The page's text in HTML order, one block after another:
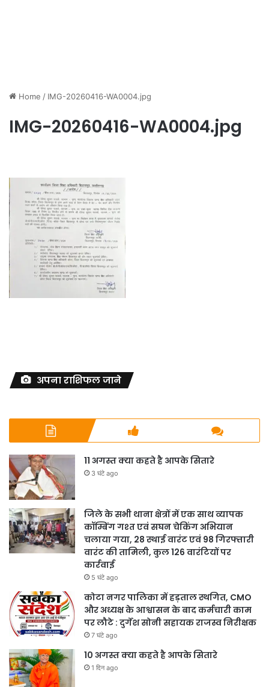
Home / IMG-20260416-WA0004.jpg
IMG-20260416-WA0004.jpg
अपना राशिफल जाने
11 अगस्त क्या कहते है आपके सितारे
3 घंटे ago
जिले के सभी थाना क्षेत्रों में एक साथ व्यापक
कॉम्बिंग गश्त एवं सघन चेकिंग अभियान
चलाया गया, 28 स्थाई वारंट एवं 98 गिरफ्तारी
वारंट की तामिली, कुल 126 वारंटियों पर
कार्रवाई
5 घंटे ago
कोटा नगर पालिका में हड़ताल स्थगित, CMO
और अध्यक्ष के आश्वासन के बाद कर्मचारी काम
पर लौटे : दुर्गेश सोनी सहायक राजस्व निरीक्षक
7 घंटे ago
10 अगस्त क्या कहते है आपके सितारे
1 दिन ago